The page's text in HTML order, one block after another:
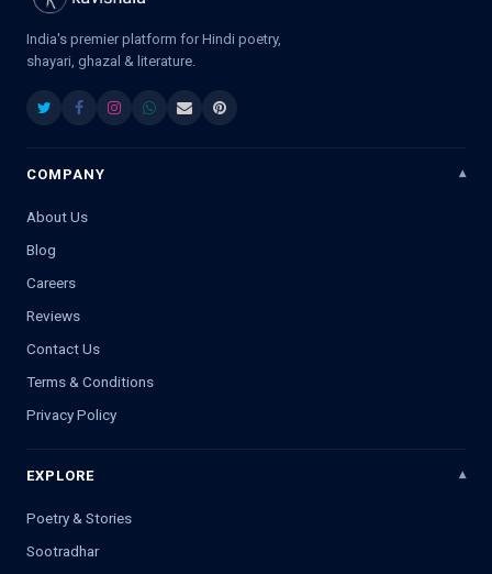
India's premier platform for Hindi poetry,
shayari, ghazal & literature.
COMPANY
About Us
Blog
Careers
Reviews
Contact Us
Terms & Conditions
Privacy Policy
EXPLORE
Poetry & Stories
Sootradhar